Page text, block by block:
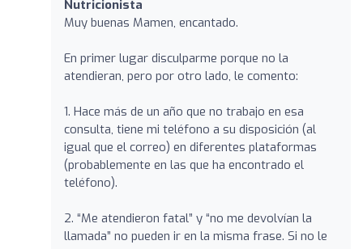
Nutricionista
Muy buenas Mamen, encantado.
En primer lugar disculparme porque no la
atendieran, pero por otro lado, le comento:
1. Hace más de un año que no trabajo en esa
consulta, tiene mi teléfono a su disposición (al
igual que el correo) en diferentes plataformas
(probablemente en las que ha encontrado el
teléfono).
2. “Me atendieron fatal” y “no me devolvían la
llamada” no pueden ir en la misma frase. Si no le